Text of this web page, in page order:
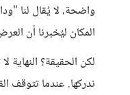
واضحة، لا يُقال لنا
المكان ليُخبرنا أن
لكن الحقيقة؟
ندركها. عندما تتوقف